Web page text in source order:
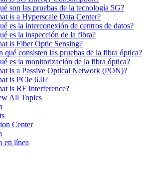
son las pruebas de la tecnología 5G?
is a Hyperscale Data Center?
es la interconexión de centros de datos?
es la inspección de la fibra?
is Fiber Optic Sensing?
qué consisten las pruebas de la fibra óptica?
es la monitorización de la fibra óptica?
is a Passive Optical Network (PON)?
is PCIe 6.0?
is RF Interference?
All Topics
Center
en línea